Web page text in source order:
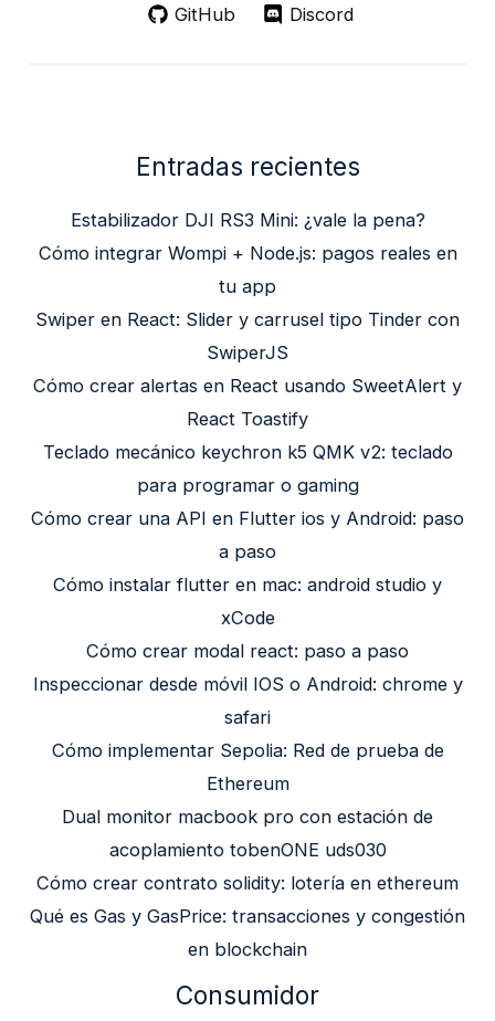
GitHub Discord
Entradas recientes
Estabilizador DJI RS3 Mini: ¿vale la pena?
Cómo integrar Wompi + Node.js: pagos reales en
tu app
Swiper en React: Slider y carrusel tipo Tinder con
SwiperJS
Cómo crear alertas en React usando SweetAlert y
React Toastify
Teclado mecánico keychron k5 QMK v2: teclado
para programar o gaming
Cómo crear una API en Flutter ios y Android: paso
a paso
Cómo instalar flutter en mac: android studio y
xCode
Cómo crear modal react: paso a paso
Inspeccionar desde móvil IOS o Android: chrome y
safari
Cómo implementar Sepolia: Red de prueba de
Ethereum
Dual monitor macbook pro con estación de
acoplamiento tobenONE uds030
Cómo crear contrato solidity: lotería en ethereum
Qué es Gas y GasPrice: transacciones y congestión
en blockchain
Consumidor